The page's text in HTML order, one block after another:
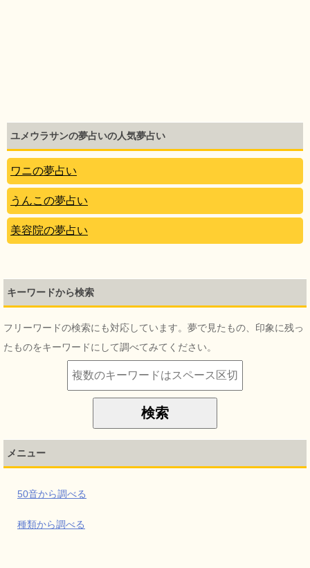
ユメウラサンの夢占いの人気夢占い
ワニの夢占い
うんこの夢占い
美容院の夢占い
キーワードから検索
フリーワードの検索にも対応しています。夢で見たもの、印象に残っ
たものをキーワードにして調べてみてください。
メニュー
50音から調べる
種類から調べる